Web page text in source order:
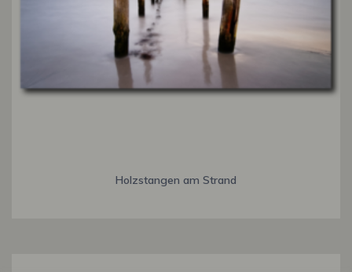
Holzstangen am Strand